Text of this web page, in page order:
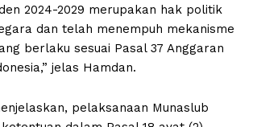
2024-2029 merupakan hak politik
dan telah menempuh mekanisme
berlaku sesuai Pasal 37 Anggaran
jelas Hamdan.
pelaksanaan Munaslub